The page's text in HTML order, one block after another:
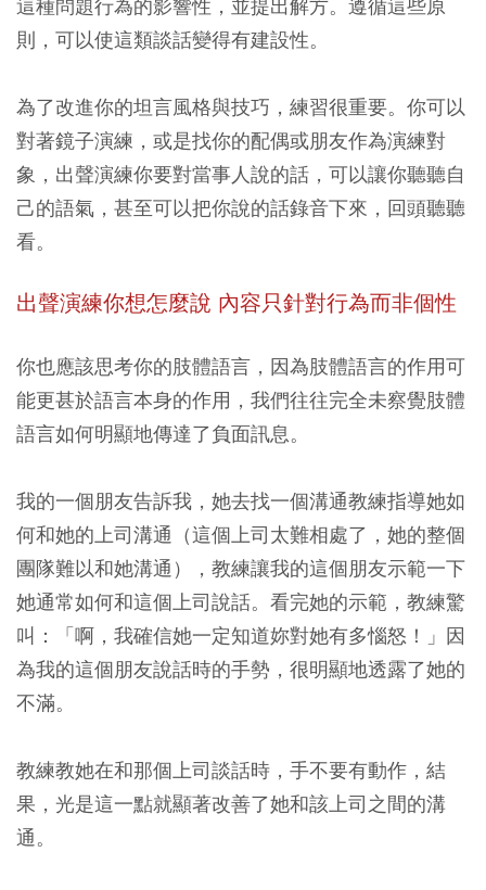
這種問題行為的影響性，並提出解方。遵循這些原
則，可以使這類談話變得有建設性。
為了改進你的坦言風格與技巧，練習很重要。你可以
對著鏡子演練，或是找你的配偶或朋友作為演練對
象，出聲演練你要對當事人說的話，可以讓你聽聽自
己的語氣，甚至可以把你說的話錄音下來，回頭聽聽
看。
出聲演練你想怎麼說 內容只針對行為而非個性
你也應該思考你的肢體語言，因為肢體語言的作用可
能更甚於語言本身的作用，我們往往完全未察覺肢體
語言如何明顯地傳達了負面訊息。
我的一個朋友告訴我，她去找一個溝通教練指導她如
何和她的上司溝通（這個上司太難相處了，她的整個
團隊難以和她溝通），教練讓我的這個朋友示範一下
她通常如何和這個上司說話。看完她的示範，教練驚
叫：「啊，我確信她一定知道妳對她有多惱怒！」因
為我的這個朋友說話時的手勢，很明顯地透露了她的
不滿。
教練教她在和那個上司談話時，手不要有動作，結
果，光是這一點就顯著改善了她和該上司之間的溝
通。